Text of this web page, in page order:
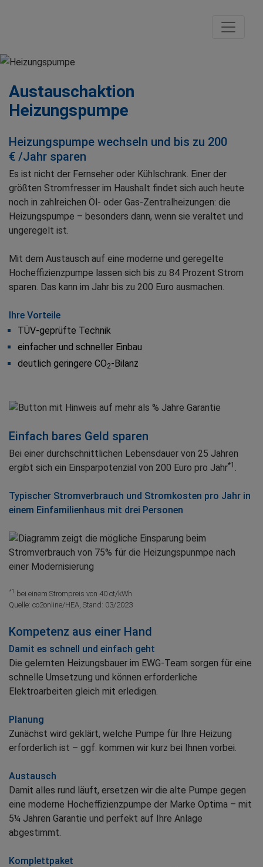
Austauschaktion
Heizungspumpe
Heizungspumpe wechseln und bis zu 200
€ /Jahr sparen
Es ist nicht der Fernseher oder Kühlschrank. Einer der
größten Stromfresser im Haushalt findet sich auch heute
noch in zahlreichen Öl- oder Gas-Zentralheizungen: die
Heizungspumpe – besonders dann, wenn sie veraltet und
ungeregelt ist.
Mit dem Austausch auf eine moderne und geregelte
Hocheffizienzpumpe lassen sich bis zu 84 Prozent Strom
sparen. Das kann im Jahr bis zu 200 Euro ausmachen.
Ihre Vorteile
TÜV-geprüfte Technik
einfacher und schneller Einbau
deutlich geringere CO2-Bilanz
Einfach bares Geld sparen
Bei einer durchschnittlichen Lebensdauer von 25 Jahren
ergibt sich ein Einsparpotenzial von 200 Euro pro Jahr*1
Typischer Stromverbrauch und Stromkosten pro Jahr in
einem Einfamilienhaus mit drei Personen
*1 bei einem Strompreis von 40 ct/kWh
Quelle: co2online/HEA, Stand: 03/2023
Kompetenz aus einer Hand
Damit es schnell und einfach geht
Die gelernten Heizungsbauer im EWG-Team sorgen für eine
schnelle Umsetzung und können erforderliche
Elektroarbeiten gleich mit erledigen.
Planung
Zunächst wird geklärt, welche Pumpe für Ihre Heizung
erforderlich ist – ggf. kommen wir kurz bei Ihnen vorbei.
Austausch
Damit alles rund läuft, ersetzen wir die alte Pumpe gegen
eine moderne Hocheffizienzpumpe der Marke Optima – mit
5¼ Jahren Garantie und perfekt auf Ihre Anlage
abgestimmt.
Komplettpaket